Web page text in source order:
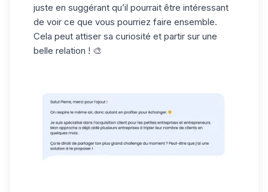
juste en suggérant qu’il pourrait être intéressant
de voir ce que vous pourriez faire ensemble.
Cela peut attiser sa curiosité et partir sur une
belle relation ! 🎨